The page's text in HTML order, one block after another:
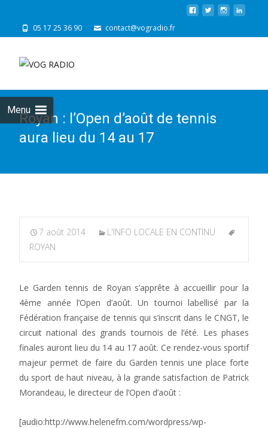
05 17 25 36 90 contact@vogradio.fr
Menu
Royan : l’Open d’août de tennis
aura lieu du 14 au 17
7 août 2014
L'INFO LOCALE EN CONTINU
ROYAN
Le Garden tennis de Royan s’apprête à accueillir pour la
4ème année l’Open d’août. Un tournoi labellisé par la
Fédération française de tennis qui s’inscrit dans le CNGT, le
circuit national des grands tournois de l’été. Les phases
finales auront lieu du 14 au 17 août. Ce rendez-vous sportif
majeur permet de faire du Garden tennis une place forte
du sport de haut niveau, à la grande satisfaction de Patrick
Morandeau, le directeur de l’Open d’août :
[audio:http://www.helenefm.com/wordpress/wp-